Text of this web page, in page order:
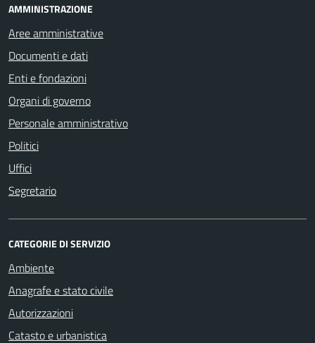
AMMINISTRAZIONE
Aree amministrative
Documenti e dati
Enti e fondazioni
Organi di governo
Personale amministrativo
Politici
Uffici
Segretario
CATEGORIE DI SERVIZIO
Ambiente
Anagrafe e stato civile
Autorizzazioni
Catasto e urbanistica